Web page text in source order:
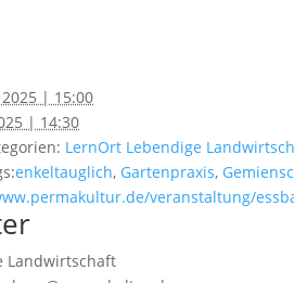
| 15:00
| 14:30
LernOrt Lebendige
enkeltauglich, Gartenpraxis,
veranstaltung/
Landwirtschaft